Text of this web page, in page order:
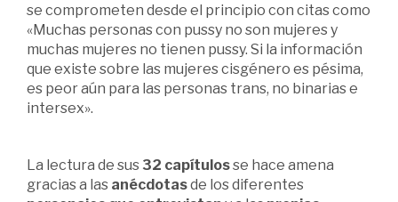
se comprometen desde el principio con citas como
«Muchas personas con pussy no son mujeres y
muchas mujeres no tienen pussy. Si la información
que existe sobre las mujeres cisgénero es pésima,
es peor aún para las personas trans, no binarias e
intersex».
La lectura de sus 32 capítulosse hace amena
gracias a las anécdotasde los diferentes